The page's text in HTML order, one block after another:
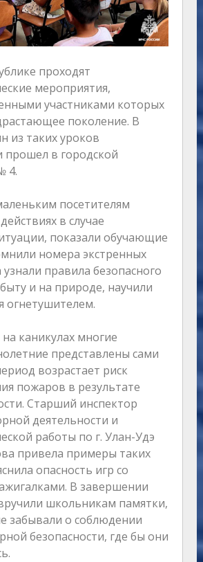
проходят
мероприятия,
участниками которых
поколение. В
из таких уроков
прошел в городской
4.
посетителям
в случае
показали обучающие
номера экстренных
узнали правила безопасного
и на природе, научили
огнетушителем.
каникулах многие
представлены сами
возрастает риск
пожаров в результате
Старший инспектор
деятельности и
работы по г. Улан-Удэ
привела примеры таких
опасность игр со
В завершении
школьникам памятки,
забывали о соблюдении
безопасности, где бы они